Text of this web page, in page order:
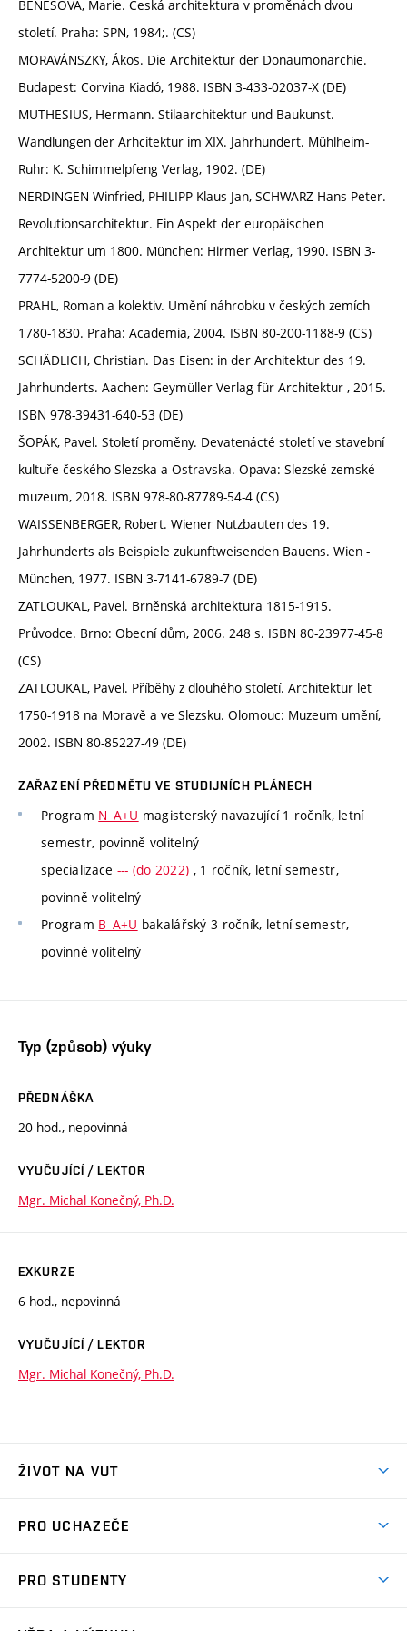
BENEŠOVÁ, Marie. Česká architektura v proměnách dvou
století. Praha: SPN, 1984;. (CS)
MORAVÁNSZKY, Ákos. Die Architektur der Donaumonarchie.
Budapest: Corvina Kiadó, 1988. ISBN 3-433-02037-X (DE)
MUTHESIUS, Hermann. Stilaarchitektur und Baukunst.
Wandlungen der Arhcitektur im XIX. Jahrhundert. Mühlheim-
Ruhr: K. Schimmelpfeng Verlag, 1902. (DE)
NERDINGEN Winfried, PHILIPP Klaus Jan, SCHWARZ Hans-Peter.
Revolutionsarchitektur. Ein Aspekt der europäischen
Architektur um 1800. München: Hirmer Verlag, 1990. ISBN 3-
7774-5200-9 (DE)
PRAHL, Roman a kolektiv. Umění náhrobku v českých zemích
1780-1830. Praha: Academia, 2004. ISBN 80-200-1188-9 (CS)
SCHÄDLICH, Christian. Das Eisen: in der Architektur des 19.
Jahrhunderts. Aachen: Geymüller Verlag für Architektur , 2015.
ISBN 978-39431-640-53 (DE)
ŠOPÁK, Pavel. Století proměny. Devatenácté století ve stavební
kultuře českého Slezska a Ostravska. Opava: Slezské zemské
muzeum, 2018. ISBN 978-80-87789-54-4 (CS)
WAISSENBERGER, Robert. Wiener Nutzbauten des 19.
Jahrhunderts als Beispiele zukunftweisenden Bauens. Wien -
München, 1977. ISBN 3-7141-6789-7 (DE)
ZATLOUKAL, Pavel. Brněnská architektura 1815-1915.
Průvodce. Brno: Obecní dům, 2006. 248 s. ISBN 80-23977-45-8
(CS)
ZATLOUKAL, Pavel. Příběhy z dlouhého století. Architektur let
1750-1918 na Moravě a ve Slezsku. Olomouc: Muzeum umění,
2002. ISBN 80-85227-49 (DE)
ZAŘAZENÍ PŘEDMĚTU VE STUDIJNÍCH PLÁNECH
Program N_A+U magisterský navazující 1 ročník, letní
semestr, povinně volitelný
specializace --- (do 2022) , 1 ročník, letní semestr,
povinně volitelný
Program B_A+U bakalářský 3 ročník, letní semestr,
povinně volitelný
Typ (způsob) výuky
PŘEDNÁŠKA
20 hod., nepovinná
VYUČUJÍCÍ / LEKTOR
Mgr. Michal Konečný, Ph.D.
EXKURZE
6 hod., nepovinná
VYUČUJÍCÍ / LEKTOR
Mgr. Michal Konečný, Ph.D.
ŽIVOT NA VUT
Koleje
PRO UCHAZEČE
PRO STUDENTY